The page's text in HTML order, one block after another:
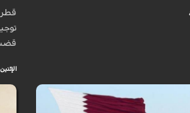
قضت
الإثنين 8 إبريل 2019 - 10:27 بتوقيت مكة